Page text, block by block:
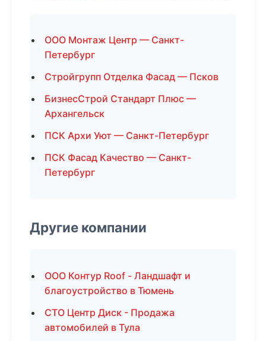
ООО Монтаж Центр — Санкт-
Петербург
Стройгрупп Отделка Фасад — Псков
БизнесСтрой Стандарт Плюс —
Архангельск
ПСК Архи Уют — Санкт-Петербург
ПСК Фасад Качество — Санкт-
Петербург
Другие компании
ООО Контур Roof - Ландшафт и
благоустройство в Тюмень
СТО Центр Диск - Продажа
автомобилей в Тула